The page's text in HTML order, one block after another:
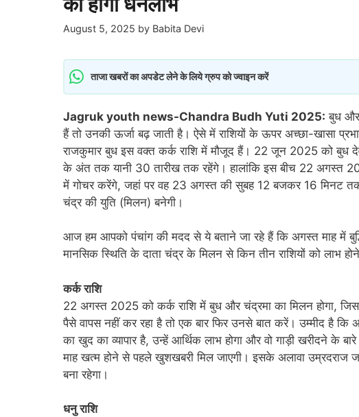
August 5, 2025 by Babita Devi
ताजा खबरों का अपडेट लेने के लिये ग्रुप को ज्वाइन करें
Jagruk youth news-Chandra Budh Yuti 2025: बुध और
हैं तो उनकी ऊर्जा बढ़ जाती है। ऐसे में राशियों के ऊपर अच्छा-खासा
राजकुमार बुध इस वक्त कर्क राशि में मौजूद हैं। 22 जून 2025 को बुध
के अंत तक यानी 30 तारीख तक रहेंगे। हालांकि इस बीच 22 अगस्त
में गोचर करेंगे, जहां पर वह 23 अगस्त की सुबह 12 बजकर 16 मिनट
चंद्र की युति (मिलन) बनेगी।
आज हम आपको पंचांग की मदद से ये बताने जा रहे हैं कि अगस्त माह में
मानसिक स्थिति के दाता चंद्र के मिलन से किन तीन राशियों को लाभ
कर्क राशि
22 अगस्त 2025 को कर्क राशि में बुध और चंद्रमा का मिलन होगा,
पैसे वापस नहीं कर रहा है तो एक बार फिर उनसे बात करें। उम्मीद है
का खुद का व्यापार है, उन्हें आर्थिक लाभ होगा और वो गाड़ी खरीदने के
माह खत्म होने से पहले खुशखबरी मिल जाएगी। इसके अलावा उम्रदराज
बना रहेगा।
धनु राशि